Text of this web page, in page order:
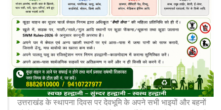
उत्तराखंड के स्थापना दिवस पर देवभूमि के अपने सभी भाइयों और बहनों